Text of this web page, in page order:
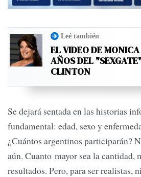
Leé también
EL VIDEO DE
AÑOS DEL
CLINTON
Se dejará sentada en las historias
fundamental: edad, sexo y
¿Cuántos argentinos participarán?
aún. Cuanto mayor sea la cantidad,
resultados. Pero, para ser realistas,